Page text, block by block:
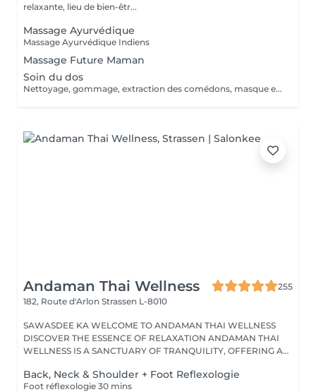
relaxante, lieu de bien-êtr...
Massage Ayurvédique
Massage Ayurvédique Indiens
Massage Future Maman
Soin du dos
Nettoyage, gommage, extraction des comédons, masque et massage
Andaman Thai Wellness
255
182, Route d'Arlon Strassen L-8010
SAWASDEE KA WELCOME TO ANDAMAN THAI WELLNESS
DISCOVER THE ESSENCE OF RELAXATION ANDAMAN THAI
WELLNESS IS A SANCTUARY OF TRANQUILITY, OFFERING A
Back, Neck & Shoulder + Foot Reflexologie
Foot réflexologie 30 mins